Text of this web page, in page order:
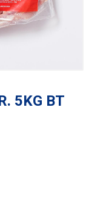
5KG BT